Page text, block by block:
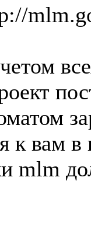
к вам
mlm